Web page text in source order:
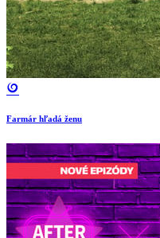
Farmár hľadá ženu